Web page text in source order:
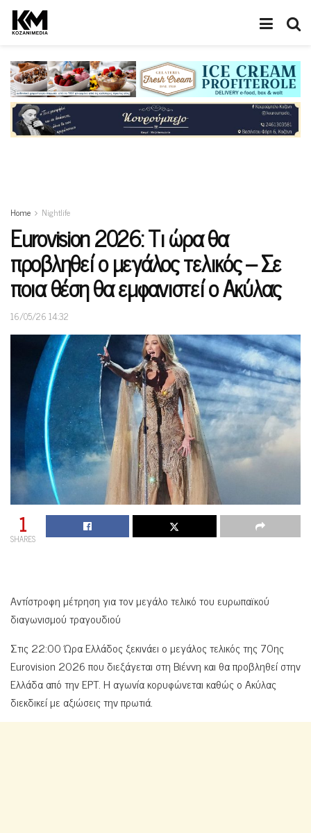
Home Nightlife
Eurovision 2026: Τι ώρα θα
προβληθεί ο μεγάλος τελικός – Σε
ποια θέση θα εμφανιστεί ο Ακύλας
16/05/26 14:32
1
SHARES
Αντίστροφη μέτρηση για τον μεγάλο τελικό του ευρωπαϊκού
διαγωνισμού τραγουδιού
Στις 22:00 Ώρα Ελλάδος ξεκινάει ο μεγάλος τελικός της 70ης
Eurovision 2026 που διεξάγεται στη Βιέννη και θα προβληθεί στην
Ελλάδα από την ΕΡΤ. Η αγωνία κορυφώνεται καθώς ο Ακύλας
διεκδικεί με αξιώσεις την πρωτιά.